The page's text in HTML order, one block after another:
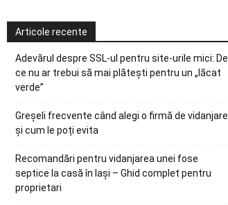
Articole recente
Adevărul despre SSL-ul pentru site-urile mici: De
ce nu ar trebui să mai plătești pentru un „lăcat
verde”
Greșeli frecvente când alegi o firmă de vidanjare
și cum le poți evita
Recomandări pentru vidanjarea unei fose
septice la casă în Iași – Ghid complet pentru
proprietari